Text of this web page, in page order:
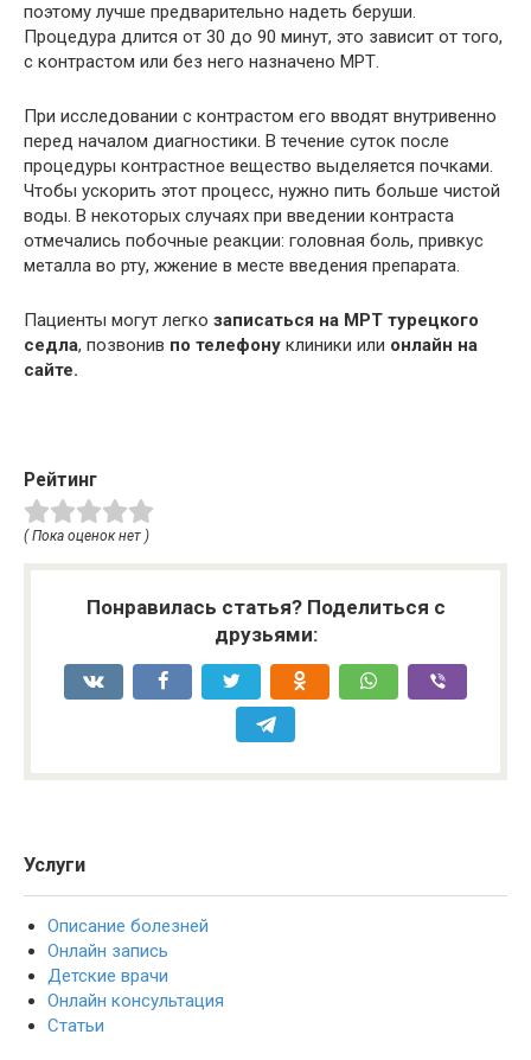
поэтому лучше предварительно надеть беруши.
Процедура длится от 30 до 90 минут, это зависит от того,
с контрастом или без него назначено МРТ.
При исследовании с контрастом его вводят внутривенно
перед началом диагностики. В течение суток после
процедуры контрастное вещество выделяется почками.
Чтобы ускорить этот процесс, нужно пить больше чистой
воды. В некоторых случаях при введении контраста
отмечались побочные реакции: головная боль, привкус
металла во рту, жжение в месте введения препарата.
Пациенты могут легко записаться на МРТ турецкого
седла, позвонив по телефону клиники или онлайн на
сайте.
Рейтинг
( Пока оценок нет )
Понравилась статья? Поделиться с
друзьями:
Услуги
Описание болезней
Онлайн запись
Детские врачи
Онлайн консультация
Статьи